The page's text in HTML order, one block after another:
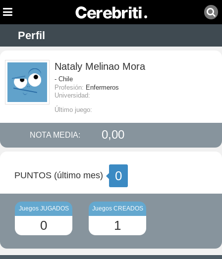
Perfil
Nataly Melinao Mora
- Chile
Profesión: Enfermeros
Universidad:
Último juego:
NOTA MEDIA: 0,00
PUNTOS (último mes) 0
Juegos JUGADOS
0
Juegos CREADOS
1